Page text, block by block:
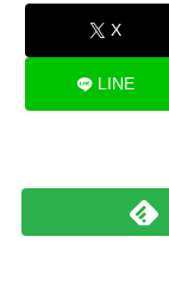
X
LINE